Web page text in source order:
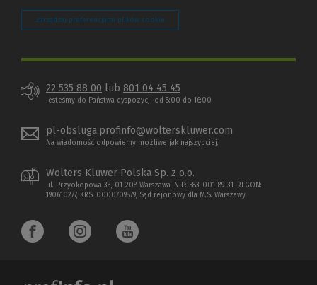
Zarządzaj preferencjami plików cookie
22 535 88 00 lub 801 04 45 45
Jesteśmy do Państwa dyspozycji od 8:00 do 16:00
pl-obsluga.profinfo@wolterskluwer.com
Na wiadomość odpowiemy możliwe jak najszybciej.
Wolters Kluwer Polska Sp. z o.o.
ul. Przyokopowa 33, 01-208 Warszawa; NIP: 583-001-89-31, REGON:
190610277, KRS: 0000709879, Sąd rejonowy dla M.S. Warszawy